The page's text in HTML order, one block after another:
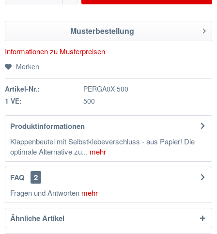
Musterbestellung
Informationen zu Musterpreisen
Merken
Artikel-Nr.:
PERGA0X-500
1 VE:
500
Produktinformationen
Klappenbeutel mit Selbstklebeverschluss - aus Papier! Die
optimale Alternative zu... mehr
FAQ 2
Fragen und Antworten mehr
Ähnliche Artikel